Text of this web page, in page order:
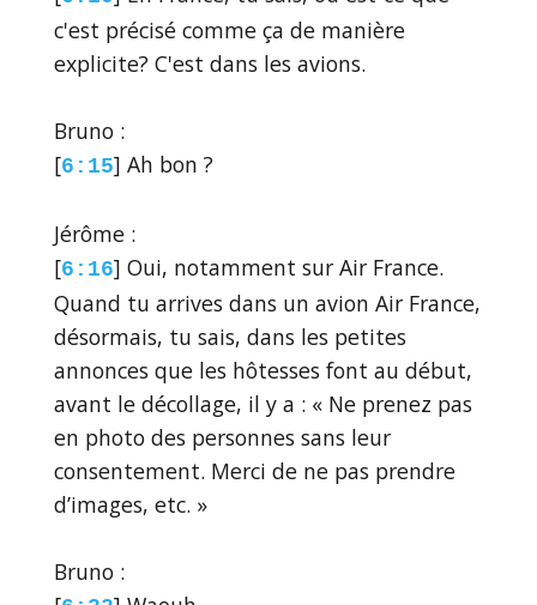
c'est précisé comme ça de manière
explicite? C'est dans les avions.
Bruno :
[6:15] Ah bon ?
Jérôme :
[6:16] Oui, notamment sur Air France.
Quand tu arrives dans un avion Air France,
désormais, tu sais, dans les petites
annonces que les hôtesses font au début,
avant le décollage, il y a : « Ne prenez pas
en photo des personnes sans leur
consentement. Merci de ne pas prendre
d’images, etc. »
Bruno :